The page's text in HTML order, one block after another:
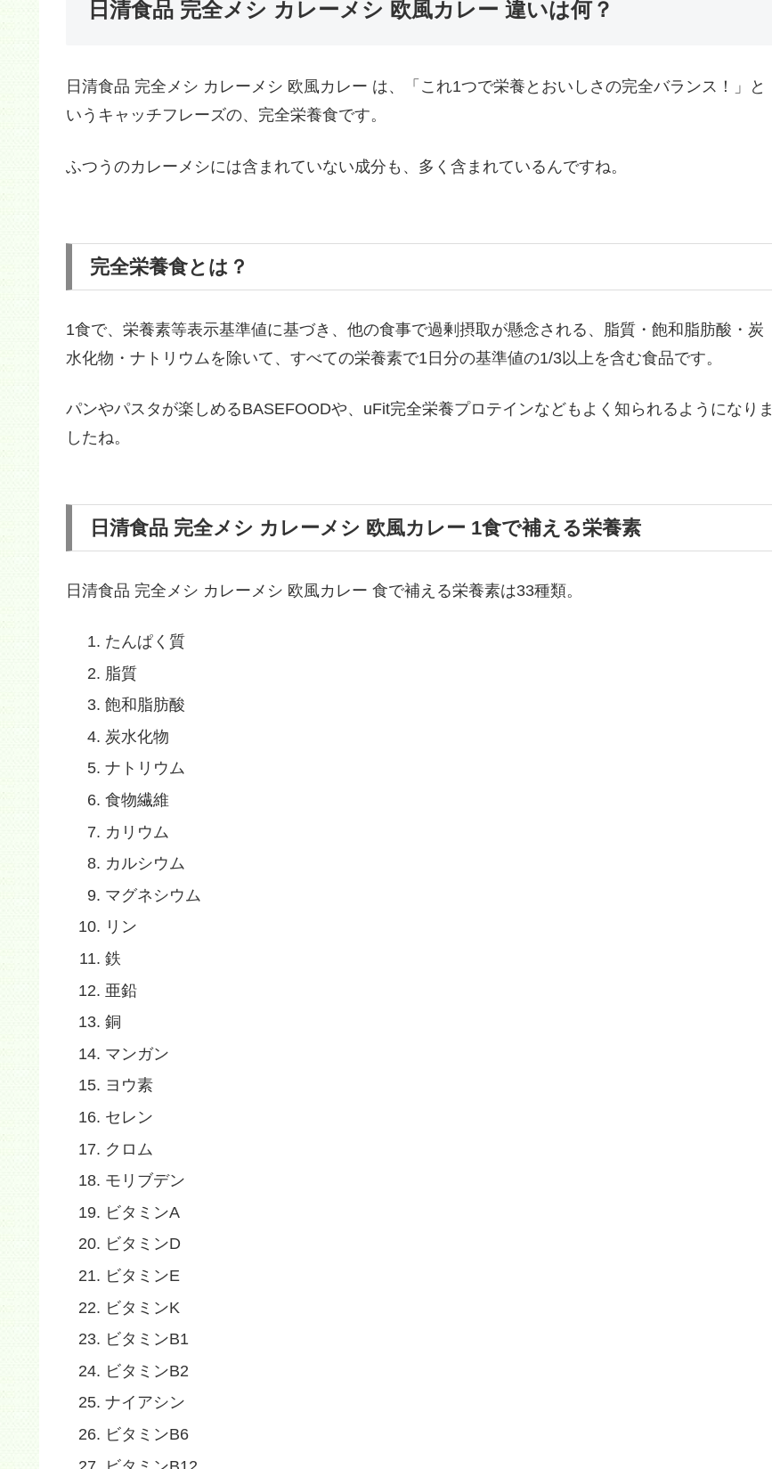
日清食品 完全メシ カレーメシ 欧風カレー 違いは何？
日清食品 完全メシ カレーメシ 欧風カレー は、「これ1つで栄養とおいしさの完全バランス！」と
いうキャッチフレーズの、完全栄養食です。
ふつうのカレーメシには含まれていない成分も、多く含まれているんですね。
完全栄養食とは？
1食で、栄養素等表示基準値に基づき、他の食事で過剰摂取が懸念される、脂質・飽和脂肪酸・炭
水化物・ナトリウムを除いて、すべての栄養素で1日分の基準値の1/3以上を含む食品です。
パンやパスタが楽しめるBASEFOODや、uFit完全栄養プロテインなどもよく知られるようになりま
したね。
日清食品 完全メシ カレーメシ 欧風カレー 1食で補える栄養素
日清食品 完全メシ カレーメシ 欧風カレー 食で補える栄養素は33種類。
たんぱく質
脂質
飽和脂肪酸
炭水化物
ナトリウム
食物繊維
カリウム
カルシウム
マグネシウム
リン
鉄
亜鉛
銅
マンガン
ヨウ素
セレン
クロム
モリブデン
ビタミンA
ビタミンD
ビタミンE
ビタミンK
ビタミンB1
ビタミンB2
ナイアシン
ビタミンB6